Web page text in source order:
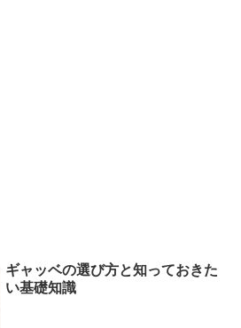
ギャッベの選び方と知っておきた
い基礎知識